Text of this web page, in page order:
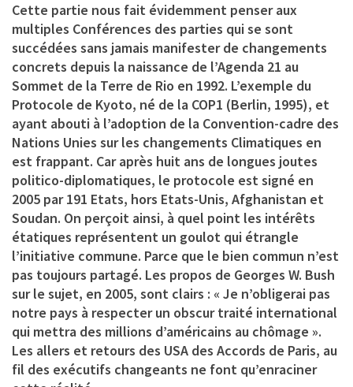
Cette partie nous fait évidemment penser aux
multiples Conférences des parties qui se sont
succédées sans jamais manifester de changements
concrets depuis la naissance de l’Agenda 21 au
Sommet de la Terre de Rio en 1992. L’exemple du
Protocole de Kyoto, né de la COP1 (Berlin, 1995), et
ayant abouti à l’adoption de la Convention-cadre des
Nations Unies sur les changements Climatiques en
est frappant. Car après huit ans de longues joutes
politico-diplomatiques, le protocole est signé en
2005 par 191 Etats, hors Etats-Unis, Afghanistan et
Soudan. On perçoit ainsi, à quel point les intérêts
étatiques représentent un goulot qui étrangle
l’initiative commune. Parce que le bien commun n’est
pas toujours partagé. Les propos de Georges W. Bush
sur le sujet, en 2005, sont clairs : « Je n’obligerai pas
notre pays à respecter un obscur traité international
qui mettra des millions d’américains au chômage ».
Les allers et retours des USA des Accords de Paris, au
fil des exécutifs changeants ne font qu’enraciner